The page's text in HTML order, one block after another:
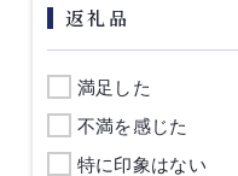
返礼品
満足した
不満を感じた
特に印象はない